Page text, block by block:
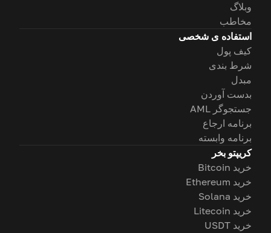
وبلاگ
مخاطب
استفاده ی شخصی
کیف پول
شرط بندی
مبدل
بدست آوردن
جستجوگر AML
برنامه ارجاع
برنامه وابسته
کریپتو بخر
خرید Bitcoin
خرید Ethereum
خرید Solana
خرید Litecoin
خرید USDT